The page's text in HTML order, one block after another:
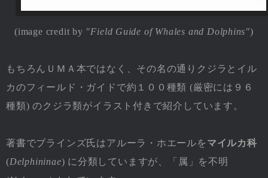
(image credit by "Field Guide of Whales and Dolphins")
もちろんＵＭＡ本ではなく、その名の通りクジラとイル
カのフィールド・ガイドで約１００種類 (厳密には９６
種類) のクジラ類がイラスト付きで紹介しています。
著書でブラインズ氏はアルーラ・ホエールを マイルカ科
(Delphininae) に分類していますが、「属」を不明